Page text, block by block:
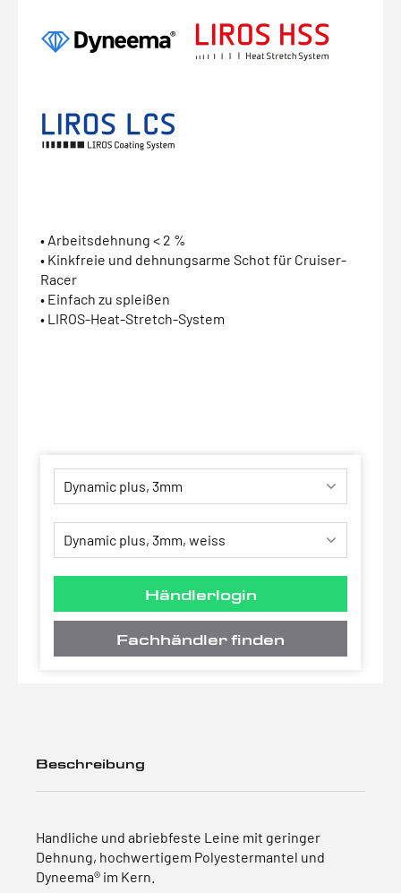
• Arbeitsdehnung < 2 %
• Kinkfreie und dehnungsarme Schot für Cruiser-
Racer
• Einfach zu spleißen
• LIROS-Heat-Stretch-System
Händlerlogin
Fachhändler finden
Beschreibung
Handliche und abriebfeste Leine mit geringer
Dehnung, hochwertigem Polyestermantel und
Dyneema® im Kern.